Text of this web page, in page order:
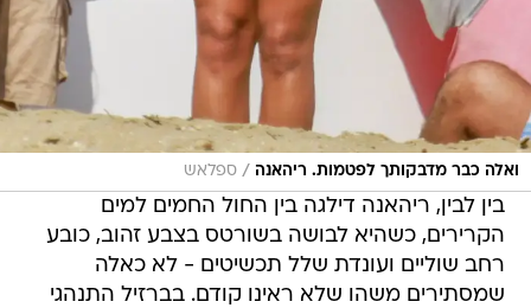
ואלה כבר מדבקותך לפטמות. ריהאנה / ספלאש
בין לבין, ריהאנה דילגה בין החול החמים למים
הקרירים, כשהיא לבושה בשורטס בצבע זהוב, כובע
רחב שוליים ועונדת שלל תכשיטים - לא כאלה
שמסתירים משהו שלא ראינו קודם. בברזיל התנהגי